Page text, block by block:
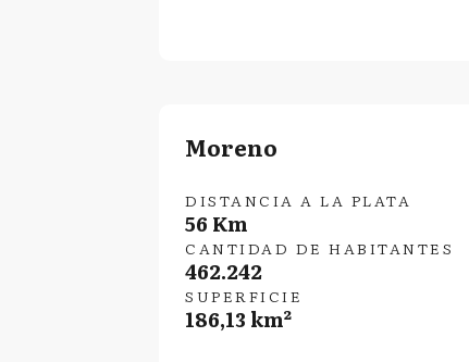
Moreno
DISTANCIA A LA PLATA
56 Km
CANTIDAD DE HABITANTES
462.242
SUPERFICIE
186,13 km²